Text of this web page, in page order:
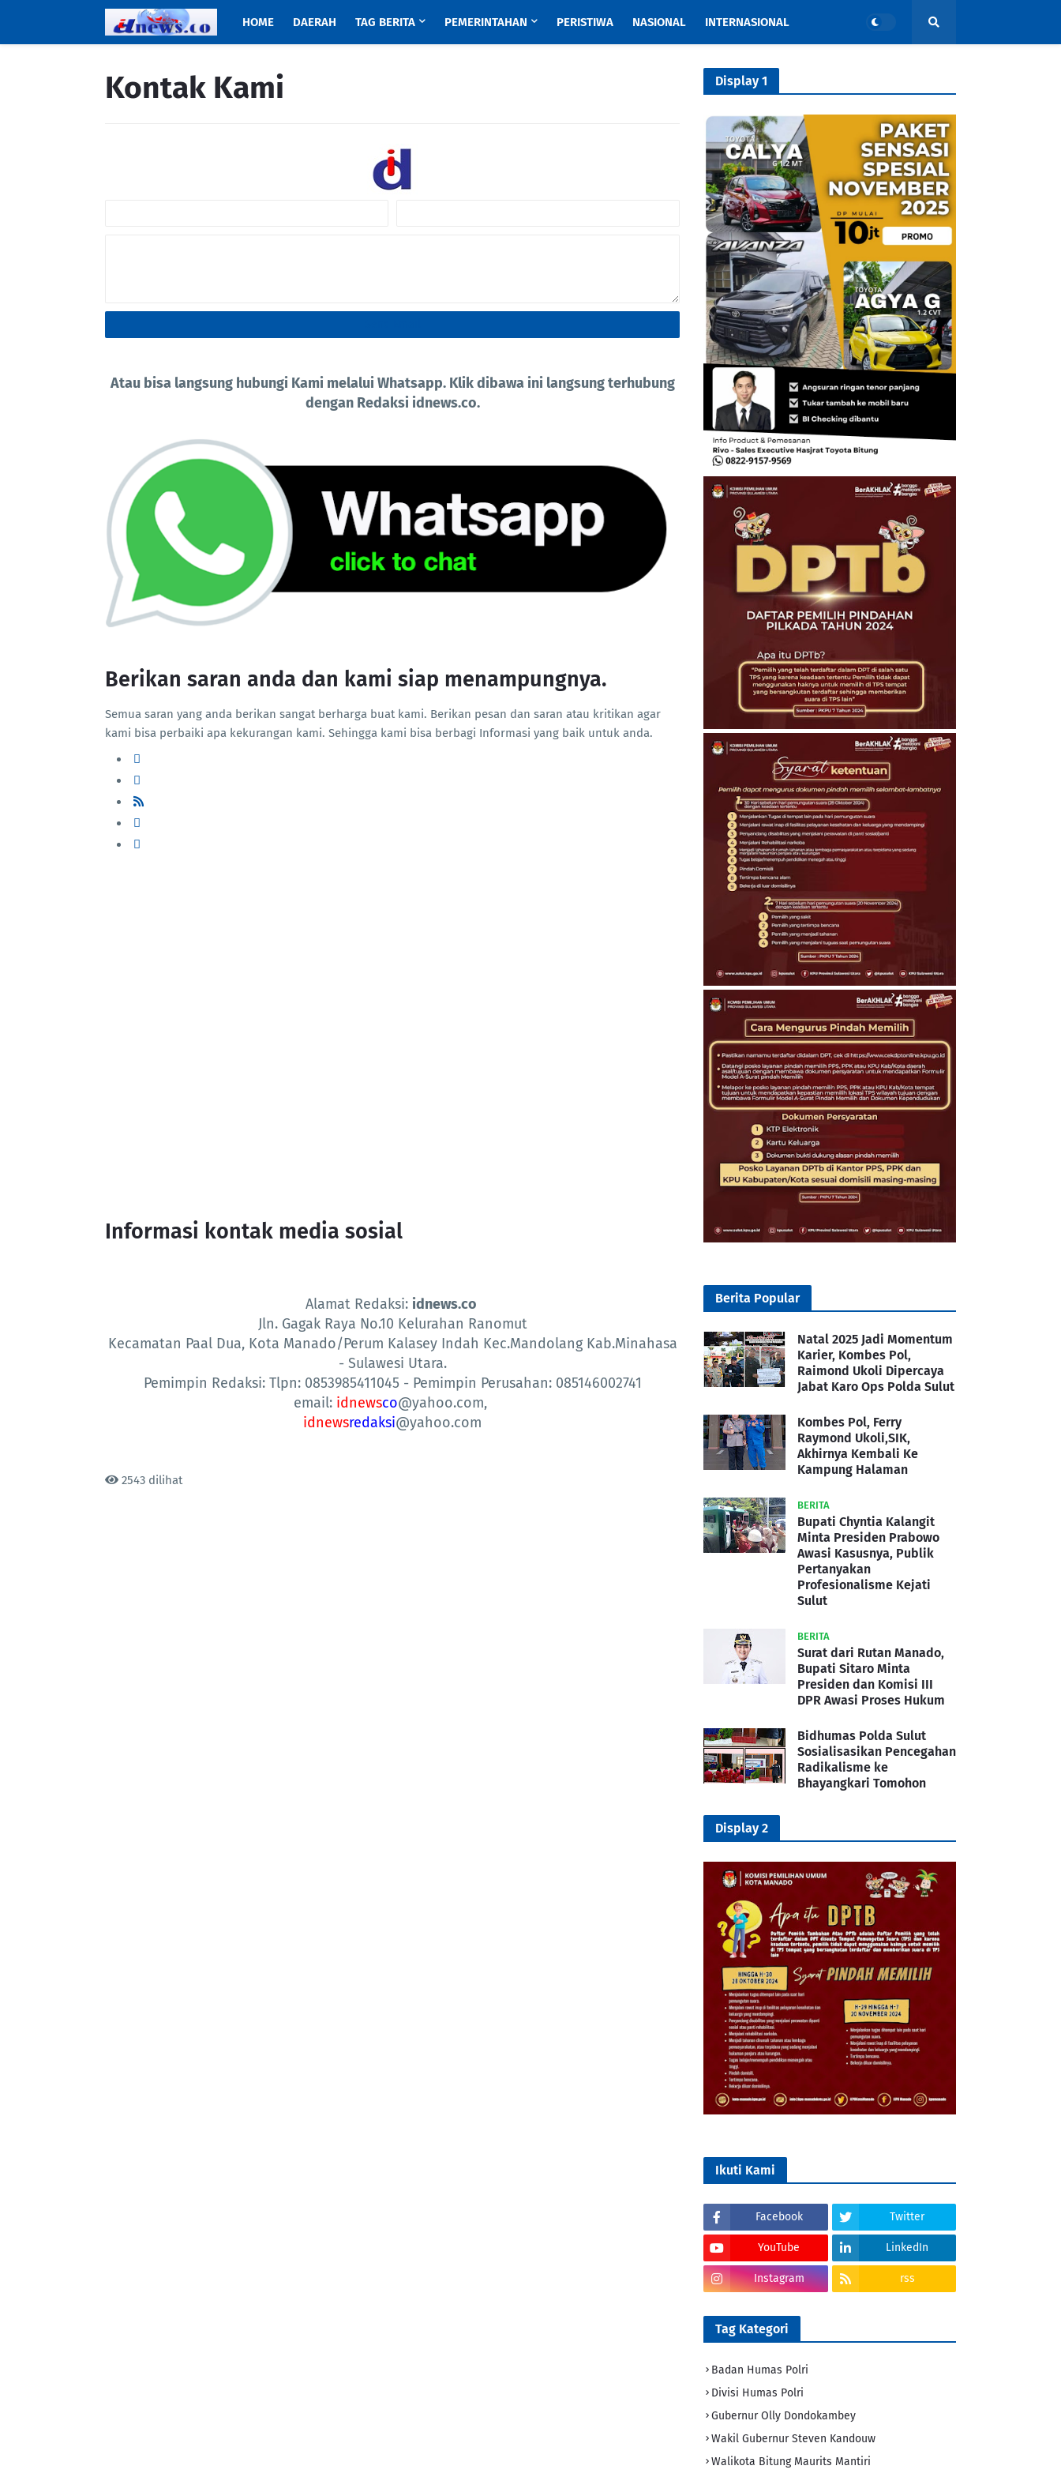
HOME DAERAH TAG BERITA PEMERINTAHAN PERISTIWA NASIONAL INTERNASIONAL
Kontak Kami
Atau bisa langsung hubungi Kami melalui Whatsapp. Klik dibawa ini langsung terhubung
dengan Redaksi idnews.co.
Berikan saran anda dan kami siap menampungnya.
Semua saran yang anda berikan sangat berharga buat kami. Berikan pesan dan saran atau kritikan agar
kami bisa perbaiki apa kekurangan kami. Sehingga kami bisa berbagi Informasi yang baik untuk anda.
Informasi kontak media sosial
Alamat Redaksi: idnews.co
Jln. Gagak Raya No.10 Kelurahan Ranomut
Kecamatan Paal Dua, Kota Manado/Perum Kalasey Indah Kec.Mandolang Kab.Minahasa
- Sulawesi Utara.
Pemimpin Redaksi: Tlpn: 0853985411045 - Pemimpin Perusahan: 085146002741
email: idnewsco@yahoo.com,
idnewsredaksi@yahoo.com
2543 dilihat
Display 1
Berita Popular
Natal 2025 Jadi Momentum
Karier, Kombes Pol,
Raimond Ukoli Dipercaya
Jabat Karo Ops Polda Sulut
Kombes Pol, Ferry
Raymond Ukoli,SIK,
Akhirnya Kembali Ke
Kampung Halaman
BERITA
Bupati Chyntia Kalangit
Minta Presiden Prabowo
Awasi Kasusnya, Publik
Pertanyakan
Profesionalisme Kejati
Sulut
BERITA
Surat dari Rutan Manado,
Bupati Sitaro Minta
Presiden dan Komisi III
DPR Awasi Proses Hukum
Bidhumas Polda Sulut
Sosialisasikan Pencegahan
Radikalisme ke
Bhayangkari Tomohon
Display 2
Ikuti Kami
Facebook Twitter
YouTube LinkedIn
Instagram rss
Tag Kategori
Badan Humas Polri
Divisi Humas Polri
Gubernur Olly Dondokambey
Wakil Gubernur Steven Kandouw
Walikota Bitung Maurits Mantiri